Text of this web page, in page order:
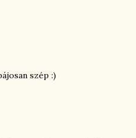
szép :)